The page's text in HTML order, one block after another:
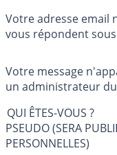
Votre adresse email
vous répondent
Votre message
un administrateur
QUI ÊTES-VOUS ?
PSEUDO (SERA
PERSONNELLES)